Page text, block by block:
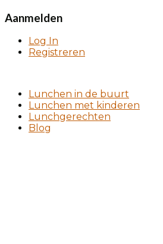
Aanmelden
Log In
Registreren
Lunchen in de buurt
Lunchen met kinderen
Lunchgerechten
Blog